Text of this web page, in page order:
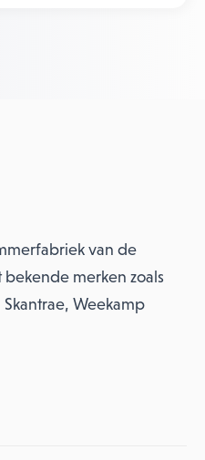
van de
merken zoals
Weekamp